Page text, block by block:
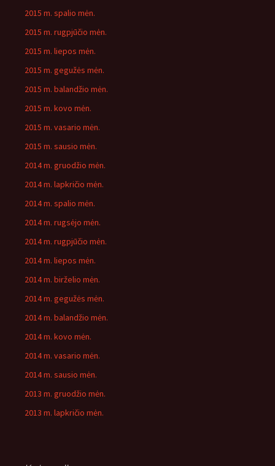
2015 m. spalio mėn.
2015 m. rugpjūčio mėn.
2015 m. liepos mėn.
2015 m. gegužės mėn.
2015 m. balandžio mėn.
2015 m. kovo mėn.
2015 m. vasario mėn.
2015 m. sausio mėn.
2014 m. gruodžio mėn.
2014 m. lapkričio mėn.
2014 m. spalio mėn.
2014 m. rugsėjo mėn.
2014 m. rugpjūčio mėn.
2014 m. liepos mėn.
2014 m. birželio mėn.
2014 m. gegužės mėn.
2014 m. balandžio mėn.
2014 m. kovo mėn.
2014 m. vasario mėn.
2014 m. sausio mėn.
2013 m. gruodžio mėn.
2013 m. lapkričio mėn.